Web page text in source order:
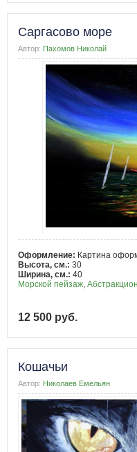
Саргасово море
Автор: Пахомов Николай
Оформление: Картина
Высота, см.: 30
Ширина, см.: 40
Морской пейзаж,
12 500 руб.
Кошачьи
Автор: Николаев Емельян